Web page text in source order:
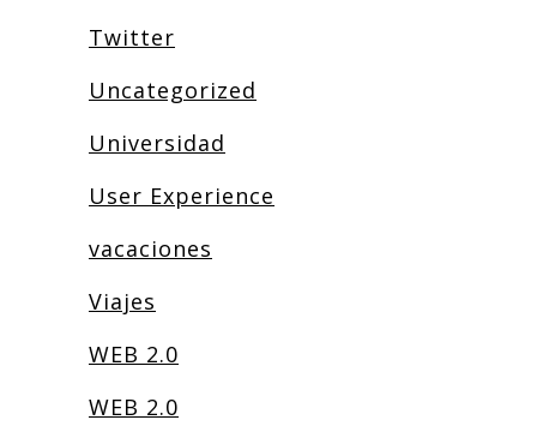
Twitter
Uncategorized
Universidad
User Experience
vacaciones
Viajes
WEB 2.0
WEB 2.0